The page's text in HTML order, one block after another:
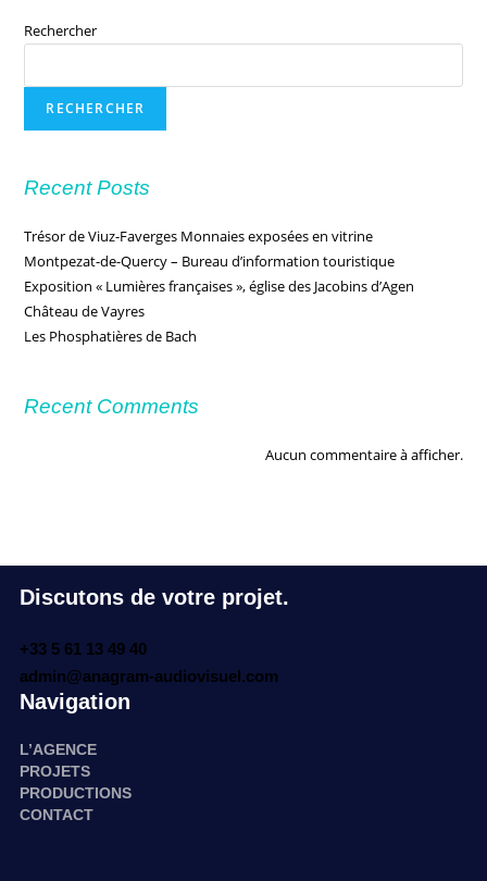
Rechercher
RECHERCHER
Recent Posts
Trésor de Viuz-Faverges Monnaies exposées en vitrine
Montpezat-de-Quercy – Bureau d’information touristique
Exposition « Lumières françaises », église des Jacobins d’Agen
Château de Vayres
Les Phosphatières de Bach
Recent Comments
Aucun commentaire à afficher.
Discutons de votre projet.
+33 5 61 13 49 40
admin@anagram-audiovisuel.com
Navigation
L’AGENCE
PROJETS
PRODUCTIONS
CONTACT